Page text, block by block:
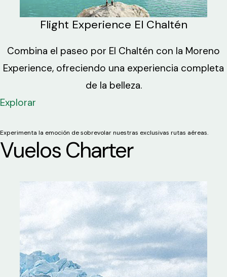
Flight Experience El Chaltén
Combina el paseo por El Chaltén con la Moreno
Experience, ofreciendo una experiencia completa
de la belleza.
Explorar
Experimenta la emoción de sobrevolar nuestras exclusivas rutas aéreas.
Vuelos Charter